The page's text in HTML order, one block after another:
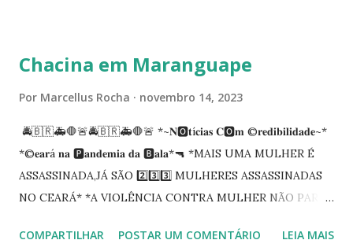
enquanto atuaram nesta instituição.
Chacina em Maranguape
Por Marcellus Rocha novembro 14, 2023
🚔🇧🇷🚑🛑🚨🚔🇧🇷🚑🛑🚨 *~𝐍🅾️𝐭í𝐜𝐢𝐚𝐬 𝐂🅾️𝐦 ©️𝐫𝐞𝐝𝐢𝐛𝐢𝐥𝐢𝐝𝐚𝐝𝐞~*
*©️𝐞𝐚𝐫á 𝐧𝐚 🅿️𝐚𝐧𝐝𝐞𝐦𝐢𝐚 𝐝𝐚 🅱️𝐚𝐥𝐚*🔫 *MAIS UMA MULHER É
ASSASSINADA,JÁ SÃO 2️⃣3️⃣3️⃣ MULHERES ASSASSINADAS
NO CEARÁ* *A VIOLÊNCIA CONTRA MULHER NÃO PARA
COMPARTILHAR POSTAR UM COMENTÁRIO LEIA MAIS